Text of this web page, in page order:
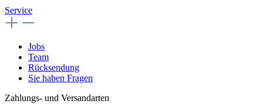
Service
Jobs
Team
Rücksendung
Sie haben Fragen
Zahlungs- und Versandarten